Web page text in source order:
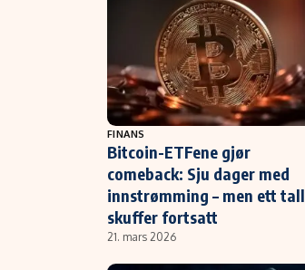
FINANS
Bitcoin-ETFene gjør
comeback: Sju dager med
innstrømming – men ett tall
skuffer fortsatt
21. mars 2026